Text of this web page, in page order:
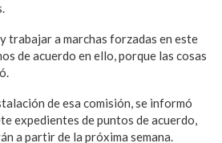
trabajar a marchas forzadas en este
de acuerdo en ello, porque las cosas
de esa comisión, se informó
expedientes de puntos de acuerdo,
a partir de la próxima semana.